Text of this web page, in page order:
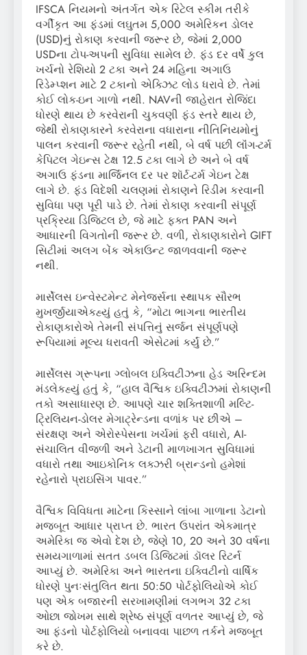
IFSCA નિયમનો અંતર્ગત એક રિટેલ સ્કીમ તરીકે
વર્ગીકૃત આ ફંડમાં લઘુતમ 5,000 અમેરિકન ડોલર
(USD)નું રોકાણ કરવાની જરૂર છે, જેમાં 2,000
USDના ટોપ-અપની સુવિધા સામેલ છે. ફંડ દર વર્ષે કુલ
ખર્ચનો રેશિયો 2 ટકા અને 24 મહિના અગાઉ
રિડેમ્પ્શન માટે 2 ટકાનો એક્ઝિટ લોડ ધરાવે છે. તેમાં
કોઈ લોક-ઇન ગાળો નથી. NAVની જાહેરાત રોજિંદા
ધોરણે થાય છે કરવેરાની ચુકવણી ફંડ સ્તરે થાય છે,
જેથી રોકાણકારને કરવેરાના વધારાના નીતિનિયમોનું
પાલન કરવાની જરૂર રહેતી નથી, બે વર્ષ પછી લૉંગ-ટર્મ
કેપિટલ ગેઇન્સ ટેક્ષ 12.5 ટકા લાગે છે અને બે વર્ષ
અગાઉ ફંડના માર્જિનલ દર પર શૉર્ટ-ટર્મ ગેઇન ટેક્ષ
લાગે છે. ફંડ વિદેશી ચલણમાં રોકાણને રિડીમ કરવાની
સુવિધા પણ પૂરી પાડે છે. તેમાં રોકાણ કરવાની સંપૂર્ણ
પ્રક્રિયા ડિજિટલ છે, જે માટે ફક્ત PAN અને
આધારની વિગતોની જરૂર છે. વળી, રોકાણકારોને GIFT
સિટીમાં અલગ બેંક એકાઉન્ટ જાળવવાની જરૂર
નથી.
માર્સેલસ ઇન્વેસ્ટમેન્ટ મેનેજર્સના સ્થાપક સૌરભ
મુખર્જીયાએકહ્યું હતું કે, “મોટા ભાગના ભારતીય
રોકાણકારોએ તેમની સંપત્તિનું સર્જન સંપૂર્ણપણે
રૂપિયામાં મૂલ્ય ધરાવતી એસેટમાં કર્યું છે.”
માર્સેલસ ગ્રૂપના ગ્લોબલ ઇક્વિટીઝના હેડ અરિન્દમ
મંડલેકહ્યું હતું કે, “હાલ વૈશ્વિક ઇક્વિટીઝમાં રોકાણની
તકો અસાધારણ છે. આપણે ચાર શક્તિશાળી મલ્ટિ-
ટ્રિલિયન-ડોલર મેગાટ્રેન્ડના વળાંક પર છીએ –
સંરક્ષણ અને એરોસ્પેસના ખર્ચમાં ફરી વધારો, AI-
સંચાલિત વીજળી અને ડેટાની માળખાગત સુવિધામાં
વધારો તથા આઇકોનિક લક્ઝરી બ્રાન્ડનો હમેશાં
રહેનારો પ્રાઇસિંગ પાવર.”
વૈશ્વિક વિવિધતા માટેના કિસ્સાને લાંબા ગાળાના ડેટાનો
મજબૂત આધાર પ્રાપ્ત છે. ભારત ઉપરાંત એકમાત્ર
અમેરિકા જ એવો દેશ છે, જેણે 10, 20 અને 30 વર્ષના
સમયગાળામાં સતત ડબલ ડિજિટમાં ડૉલર રિટર્ન
આપ્યું છે. અમેરિકા અને ભારતના ઇક્વિટીનો વાર્ષિક
ધોરણે પુનઃસંતુલિત થતા 50:50 પોર્ટફોલિયોએ કોઈ
પણ એક બજારની સરખામણીમાં લગભગ 32 ટકા
ઓછા જોખમ સાથે શ્રેષ્ઠ સંપૂર્ણ વળતર આપ્યું છે, જે
આ ફંડનો પોર્ટફોલિયો બનાવવા પાછળ તર્કને મજબૂત
કરે છે.